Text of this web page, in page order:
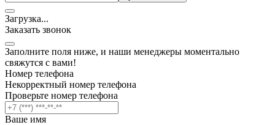
Загрузка...
Заказать звонок
Заполните поля ниже, и наши менеджеры моментально
свяжутся с вами!
Номер телефона
Некорректный номер телефона
Проверьте номер телефона
Ваше имя